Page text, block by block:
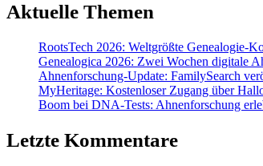
Aktuelle Themen
RootsTech 2026: Weltgrößte Genealogie-
Genealogica 2026: Zwei Wochen digitale
Ahnenforschung-Update: FamilySearch
MyHeritage: Kostenloser Zugang über
Boom bei DNA-Tests: Ahnenforschung
Letzte Kommentare